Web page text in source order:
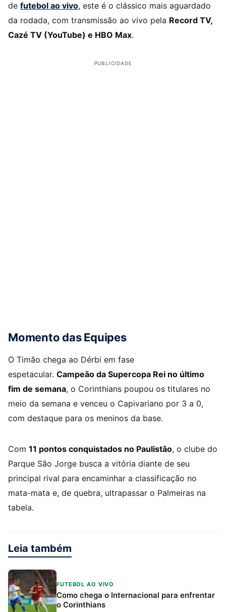
de futebol ao vivo, este é o clássico mais aguardado
da rodada, com transmissão ao vivo pela Record TV,
Cazé TV (YouTube) e HBO Max.
PUBLICIDADE
Momento das Equipes
O Timão chega ao Dérbi em fase
espetacular. Campeão da Supercopa Rei no último
fim de semana, o Corinthians poupou os titulares no
meio da semana e venceu o Capivariano por 3 a 0,
com destaque para os meninos da base.
Com 11 pontos conquistados no Paulistão, o clube do
Parque São Jorge busca a vitória diante de seu
principal rival para encaminhar a classificação no
mata-mata e, de quebra, ultrapassar o Palmeiras na
tabela.
Leia também
FUTEBOL AO VIVO
Como chega o Internacional para enfrentar
o Corinthians